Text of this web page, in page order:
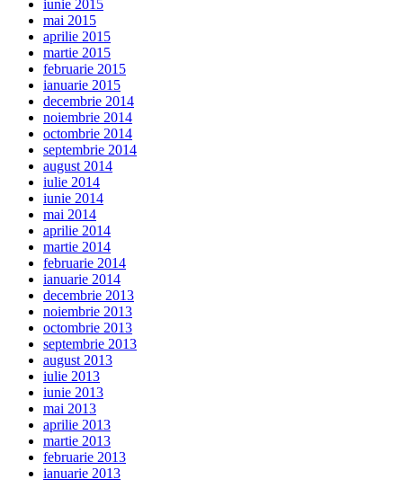
iunie 2015
mai 2015
aprilie 2015
martie 2015
februarie 2015
ianuarie 2015
decembrie 2014
noiembrie 2014
octombrie 2014
septembrie 2014
august 2014
iulie 2014
iunie 2014
mai 2014
aprilie 2014
martie 2014
februarie 2014
ianuarie 2014
decembrie 2013
noiembrie 2013
octombrie 2013
septembrie 2013
august 2013
iulie 2013
iunie 2013
mai 2013
aprilie 2013
martie 2013
februarie 2013
ianuarie 2013